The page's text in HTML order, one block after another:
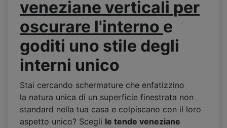
veneziane verticali per
oscurare l'interno e
goditi uno stile degli
interni unico
Stai cercando schermature che enfatizzino
la natura unica di un superficie finestrata non
standard nella tua casa e colpiscano con il loro
aspetto unico? Scegli le tende veneziane